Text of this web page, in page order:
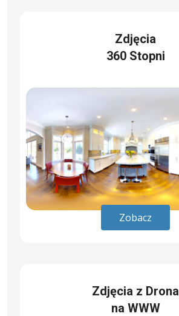
Zdjęcia
360 Stopni
Zobacz
Zdjęcia z Drona
na WWW